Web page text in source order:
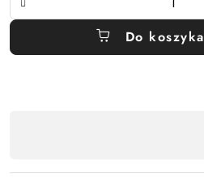
Do koszyka